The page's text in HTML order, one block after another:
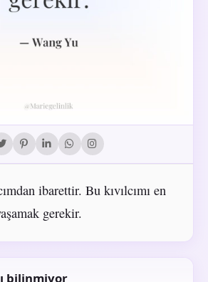
ibarettir. Bu kıvılcımı en
gerekir.
bilinmiyor